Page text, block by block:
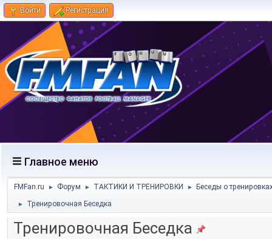
Войти Регистрация
Главное меню
FMFan.ru ► Форум ► ТАКТИКИ И ТРЕНИРОВКИ ► Беседы о
► Тренировочная Беседка
Тренировочная Беседка